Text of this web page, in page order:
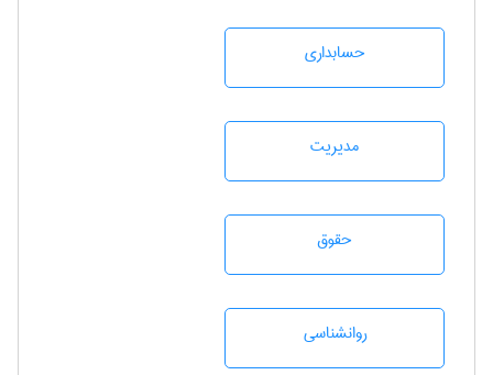
حسابداری
مديريت
حقوق
روانشناسی